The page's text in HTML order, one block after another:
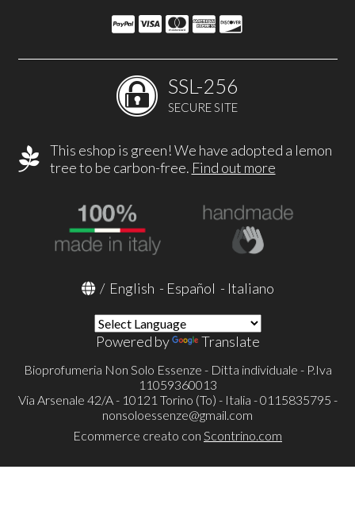
SSL-256
SECURE SITE
This eshop is green! We have adopted a lemon
tree to be carbon-free. Find out more
/ English - Español - Italiano
Powered by Translate
Bioprofumeria Non Solo Essenze - Ditta individuale - P.Iva
11059360013
Via Arsenale 42/A - 10121 Torino (To) - Italia - 0115835795 -
nonsoloessenze@gmail.com
Ecommerce creato con Scontrino.com